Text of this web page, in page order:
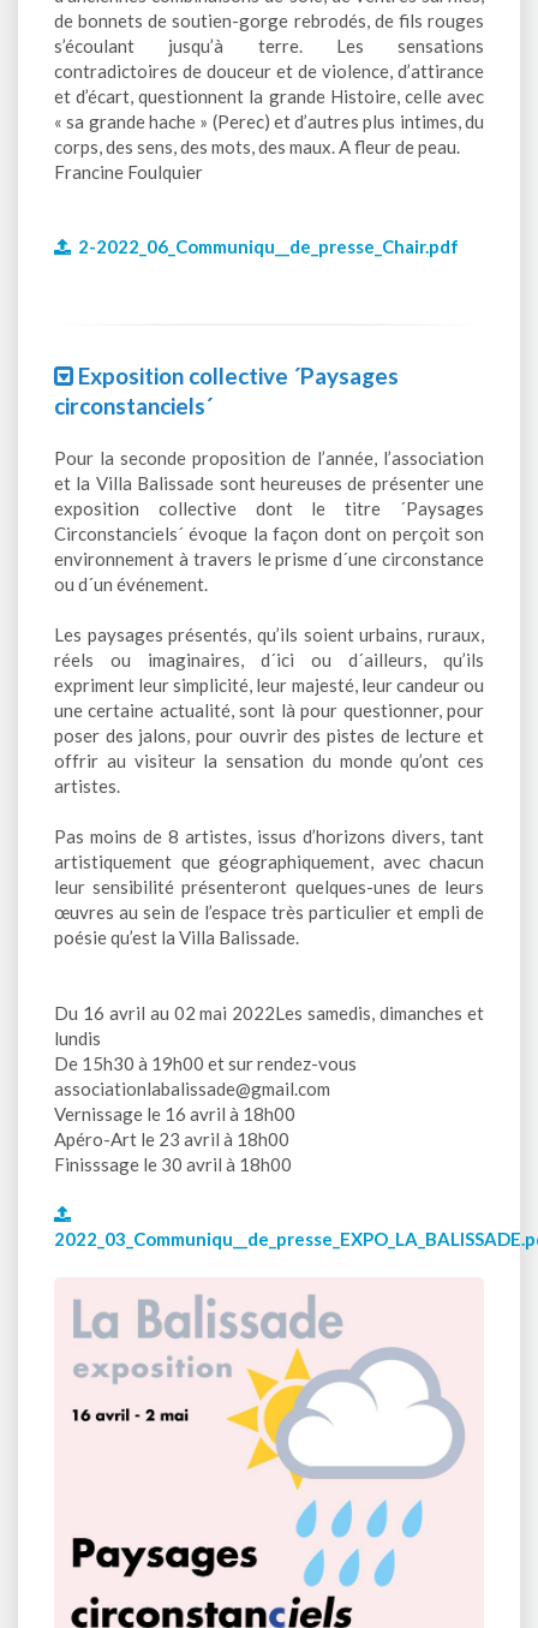
de bonnets de soutien-gorge rebrodés, de fils rouges
s’écoulant jusqu’à terre. Les sensations
contradictoires de douceur et de violence, d’attirance
et d’écart, questionnent la grande Histoire, celle avec
« sa grande hache » (Perec) et d’autres plus intimes, du
corps, des sens, des mots, des maux. A fleur de peau.
Francine Foulquier
2-2022_06_Communiqu__de_presse_Chair.pdf
Exposition collective ´Paysages
circonstanciels´
Pour la seconde proposition de l’année, l’association
et la Villa Balissade sont heureuses de présenter une
exposition collective dont le titre ´Paysages
Circonstanciels´ évoque la façon dont on perçoit son
environnement à travers le prisme d´une circonstance
ou d´un événement.
Les paysages présentés, qu’ils soient urbains, ruraux,
réels ou imaginaires, d´ici ou d´ailleurs, qu’ils
expriment leur simplicité, leur majesté, leur candeur ou
une certaine actualité, sont là pour questionner, pour
poser des jalons, pour ouvrir des pistes de lecture et
offrir au visiteur la sensation du monde qu’ont ces
artistes.
Pas moins de 8 artistes, issus d’horizons divers, tant
artistiquement que géographiquement, avec chacun
leur sensibilité présenteront quelques-unes de leurs
œuvres au sein de l’espace très particulier et empli de
poésie qu’est la Villa Balissade.
Du 16 avril au 02 mai 2022Les samedis, dimanches et
lundis
De 15h30 à 19h00 et sur rendez-vous
associationlabalissade@gmail.com
Vernissage le 16 avril à 18h00
Apéro-Art le 23 avril à 18h00
Finisssage le 30 avril à 18h00